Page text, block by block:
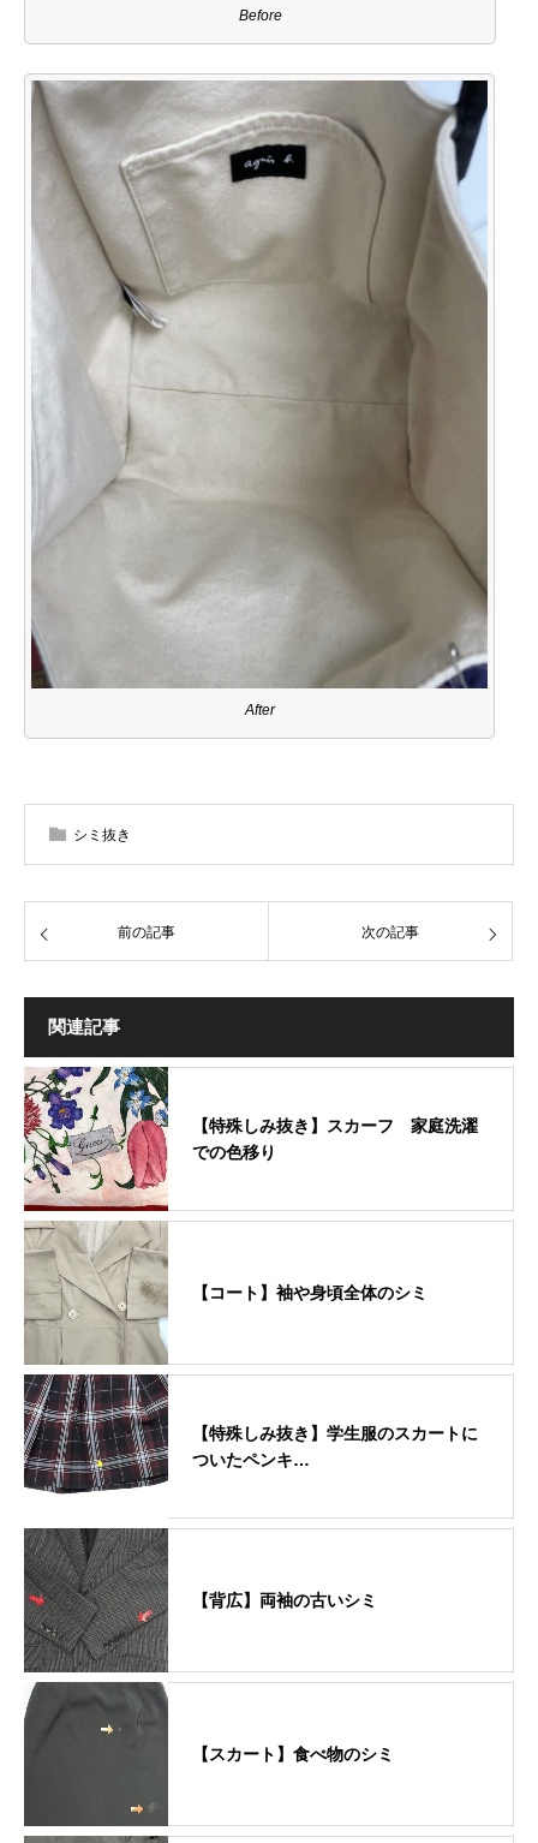
Before
After
シミ抜き
前の記事 次の記事
関連記事
【特殊しみ抜き】スカーフ 家庭洗濯
での色移り
【コート】袖や身頃全体のシミ
【特殊しみ抜き】学生服のスカートに
ついたペンキ…
【背広】両袖の古いシミ
【スカート】食べ物のシミ